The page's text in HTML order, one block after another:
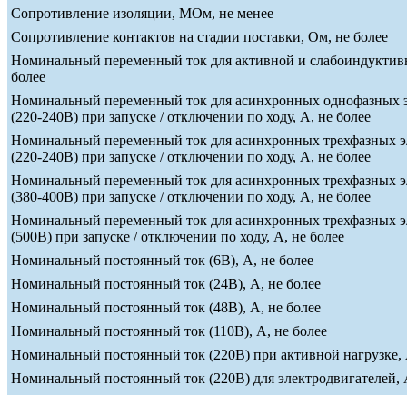
Сопротивление изоляции, МОм, не менее
Сопротивление контактов на стадии поставки, Ом, не более
Номинальный переменный ток для активной и
более
Номинальный переменный ток для асинхронных однофазных
(220-240В) при запуске / отключении по ходу, А, не более
Номинальный переменный ток для асинхронных трехфазных
(220-240В) при запуске / отключении по ходу, А, не более
Номинальный переменный ток для асинхронных трехфазных
(380-400В) при запуске / отключении по ходу, А, не более
Номинальный переменный ток для асинхронных трехфазных
(500В) при запуске / отключении по ходу, А, не более
Номинальный постоянный ток (6В), А, не более
Номинальный постоянный ток (24В), А, не более
Номинальный постоянный ток (48В), А, не более
Номинальный постоянный ток (110В), А, не более
Номинальный постоянный ток (220В) при активной нагрузке,
Номинальный постоянный ток (220В) для электродвигателей,